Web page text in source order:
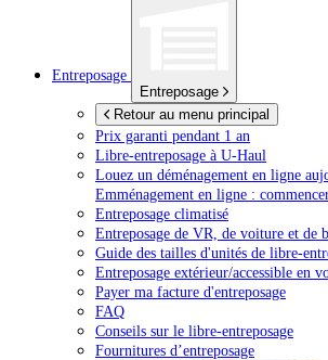
Entreposage
Entreposage
Retour au menu principal
Prix garanti pendant 1 an
Libre-entreposage à U-Haul
Louez un déménagement en ligne
Emménagement en ligne :
Entreposage climatisé
Entreposage de VR, de voiture et de
Guide des tailles d'unités de libre-
Entreposage extérieur/accessible en
Payer ma facture d'entreposage
FAQ
Conseils sur le libre-entreposage
Fournitures d’entreposage